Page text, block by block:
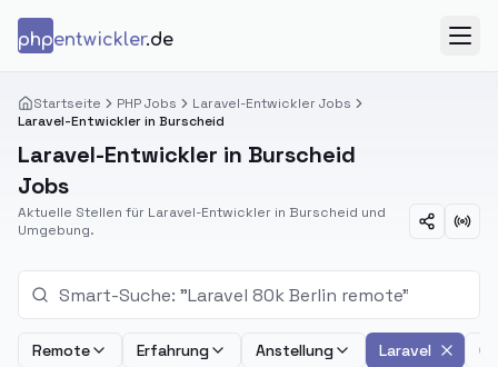
phpentwickler.de
Startseite PHP Jobs
Laravel-Entwickler Jobs
Laravel-Entwickler in Burscheid
Laravel-Entwickler in Burscheid
Jobs
Aktuelle Stellen für Laravel-Entwickler in Burscheid und
Umgebung.
Remote Erfahrung Anstellung Laravel